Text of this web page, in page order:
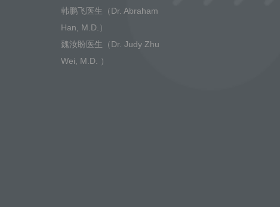
韩鹏飞医生（Dr. Abraham
Han, M.D.）
魏汝盼医生（Dr. Judy Zhu
Wei, M.D. ）